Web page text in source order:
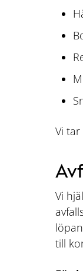
Vi
Vi
till